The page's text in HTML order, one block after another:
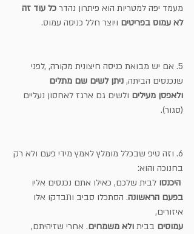
מעמד יפה למטריות הוא פיתרון נהדר כל עוד זה
לא עמוס בפריטים ויוצר חלל כניסה עמוס.
5. אם יש מבואת כניסה חיצונית מקורה, ,לפני
שנכנסים הביתה, ניתן לשים שם מתלים
ולאפסן מעילים ולשים גם ארגז לאחסון נעליים
(סגור).
6. וזה טיפ שבכלל מומלץ לאמץ מידי פעם ולא רק
בחנוכה והוא:
היכנסו לבית שלכם, כאילו אתם נכנסים אליו
בפעם הראשונה. הסתכלו סביב ותבדקו אלו
איזורים,
עמוסים בבית ולא משמחים. אחרי שזיהיתם,